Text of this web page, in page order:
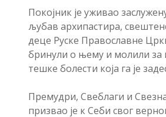
Покојник је уживао
љубав архипастира,
деце Руске Православне
бринули о њему и молили
тешке болести која га је
Премудри, Свеблаги и
призвао је к Себи свог